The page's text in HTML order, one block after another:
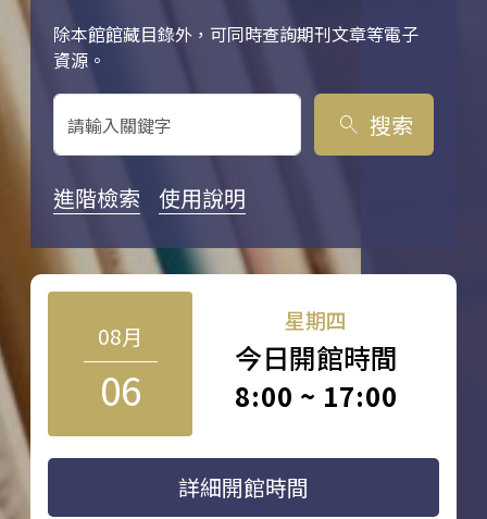
除本館館藏目錄外，可同時查詢期刊文章等電子
資源。
關鍵字搜尋
search 搜索
進階檢索 使用說明
08月
06
星期四
今日開館時間
8:00 ~ 17:00
詳細開館時間